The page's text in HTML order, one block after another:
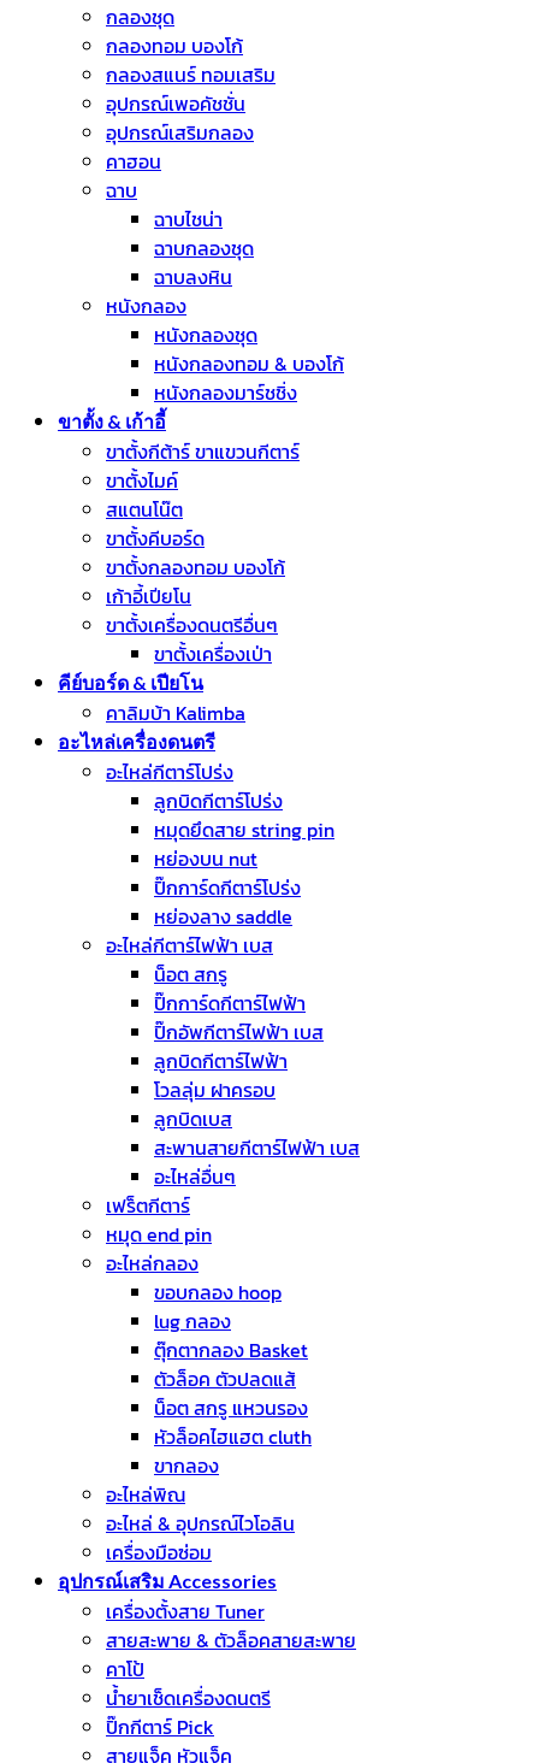
กลองชุด
กลองทอม บองโก้
กลองสแนร์ ทอมเสริม
อุปกรณ์เพอคัชชั่น
อุปกรณ์เสริมกลอง
คาฮอน
ฉาบ
ฉาบไชน่า
ฉาบกลองชุด
ฉาบลงหิน
หนังกลอง
หนังกลองชุด
หนังกลองทอม & บองโก้
หนังกลองมาร์ชชิ่ง
ขาตั้ง & เก้าอี้
ขาตั้งกีต้าร์ ขาแขวนกีตาร์
ขาตั้งไมค์
สแตนโน๊ต
ขาตั้งคีบอร์ด
ขาตั้งกลองทอม บองโก้
เก้าอี้เปียโน
ขาตั้งเครื่องดนตรีอื่นๆ
ขาตั้งเครื่องเป่า
คีย์บอร์ด & เปียโน
คาลิมบ้า Kalimba
อะไหล่เครื่องดนตรี
อะไหล่กีตาร์โปร่ง
ลูกบิดกีตาร์โปร่ง
หมุดยึดสาย string pin
หย่องบน nut
ปิ๊กการ์ดกีตาร์โปร่ง
หย่องลาง saddle
อะไหล่กีตาร์ไฟฟ้า เบส
น็อต สกรู
ปิ๊กการ์ดกีตาร์ไฟฟ้า
ปิ๊กอัพกีตาร์ไฟฟ้า เบส
ลูกบิดกีตาร์ไฟฟ้า
โวลลุ่ม ฝาครอบ
ลูกบิดเบส
สะพานสายกีตาร์ไฟฟ้า เบส
อะไหล่อื่นๆ
เฟร็ตกีตาร์
หมุด end pin
อะไหล่กลอง
ขอบกลอง hoop
lug กลอง
ตุ๊กตากลอง Basket
ตัวล็อค ตัวปลดแส้
น็อต สกรู แหวนรอง
หัวล็อคไฮแฮต cluth
ขากลอง
อะไหล่พิณ
อะไหล่ & อุปกรณ์ไวโอลิน
เครื่องมือซ่อม
อุปกรณ์เสริม Accessories
เครื่องตั้งสาย Tuner
สายสะพาย & ตัวล็อคสายสะพาย
คาโป้
น้ำยาเช็ดเครื่องดนตรี
ปิ๊กกีตาร์ Pick
สายแจ็ค หัวแจ็ค